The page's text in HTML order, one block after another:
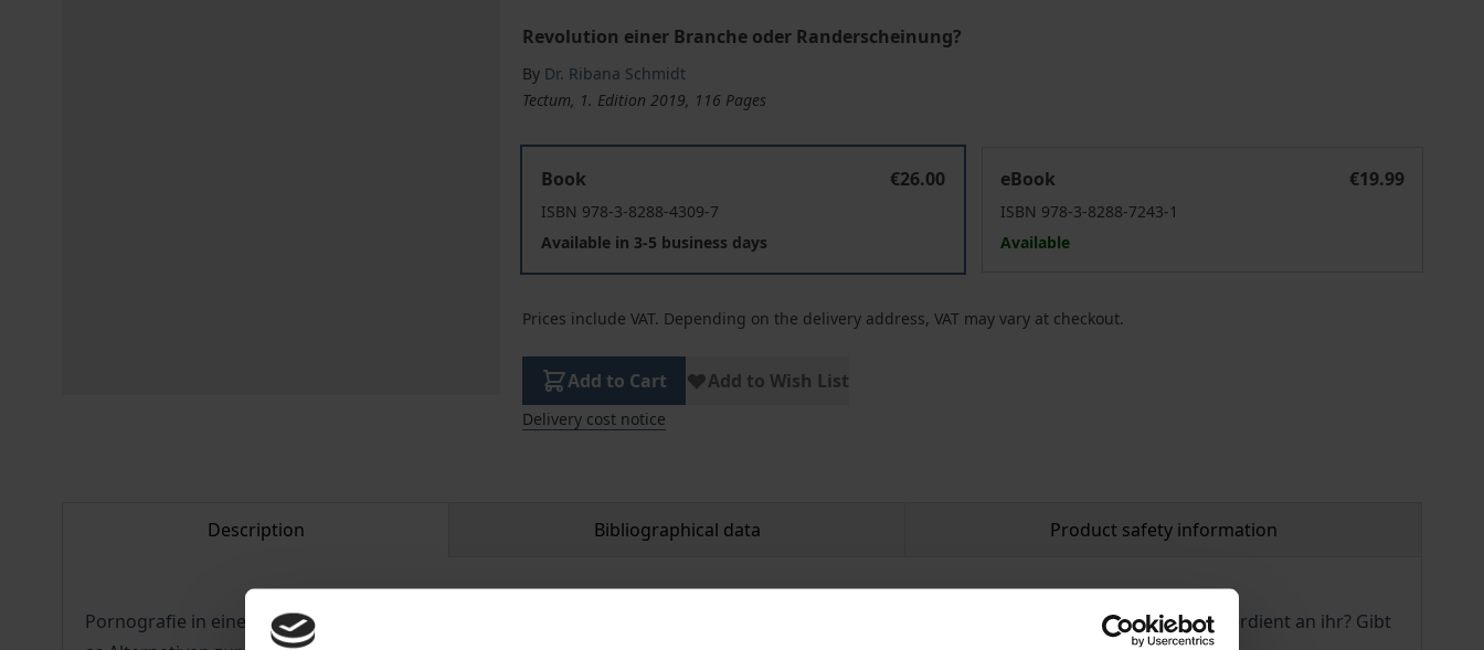
Revolution einer Branche oder Randerscheinung?
By Dr. Ribana Schmidt
Tectum, 1. Edition 2019, 116 Pages
Book
€26.00
ISBN 978-3-8288-4309-7
Available in 3-5 business days
eBook
€19.99
ISBN 978-3-8288-7243-1
Available
Prices include VAT. Depending on the delivery address, VAT may vary at checkout.
Add to Cart Add to Wish List
Delivery cost notice
Description Bibliographical data Product safety information
Pornografie in einer sexualisierten Gesellschaft – Ein Zeichen der Befreiung oder doch nur Sexismus? Wer dirigiert unsere Lust und wer verdient an ihr? Gibt